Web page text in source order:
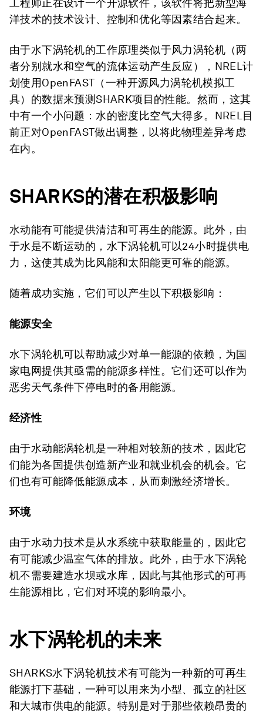
工程师正在设计一个开源软件，该软件将把新型海
洋技术的技术设计、控制和优化等因素结合起来。
由于水下涡轮机的工作原理类似于风力涡轮机（两
者分别就水和空气的流体运动产生反应），NREL计
划使用OpenFAST（一种开源风力涡轮机模拟工
具）的数据来预测SHARK项目的性能。然而，这其
中有一个小问题：水的密度比空气大得多。NREL目
前正对OpenFAST做出调整，以将此物理差异考虑
在内。
SHARKS的潜在积极影响
水动能有可能提供清洁和可再生的能源。此外，由
于水是不断运动的，水下涡轮机可以24小时提供电
力，这使其成为比风能和太阳能更可靠的能源。
随着成功实施，它们可以产生以下积极影响：
能源安全
水下涡轮机可以帮助减少对单一能源的依赖，为国
家电网提供其亟需的能源多样性。它们还可以作为
恶劣天气条件下停电时的备用能源。
经济性
由于水动能涡轮机是一种相对较新的技术，因此它
们能为各国提供创造新产业和就业机会的机会。它
们也有可能降低能源成本，从而刺激经济增长。
环境
由于水动力技术是从水系统中获取能量的，因此它
有可能减少温室气体的排放。此外，由于水下涡轮
机不需要建造水坝或水库，因此与其他形式的可再
生能源相比，它们对环境的影响最小。
水下涡轮机的未来
SHARKS水下涡轮机技术有可能为一种新的可再生
能源打下基础，一种可以用来为小型、孤立的社区
和大城市供电的能源。特别是对于那些依赖昂贵的